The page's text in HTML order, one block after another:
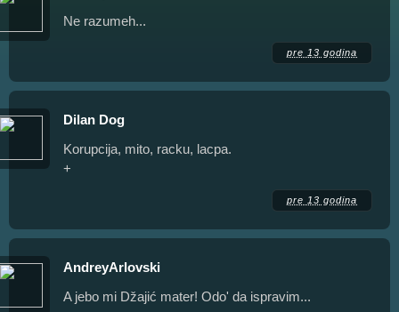
Ne razumeh...
pre 13 godina
Dilan Dog
Korupcija, mito, racku, lacpa.
+
pre 13 godina
AndreyArlovski
A jebo mi Džajić mater! Odo' da ispravim...